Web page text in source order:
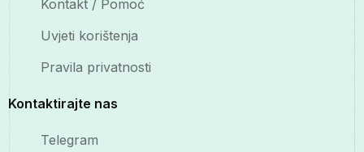
Kontakt / Pomoć
Uvjeti korištenja
Pravila privatnosti
Kontaktirajte nas
Telegram